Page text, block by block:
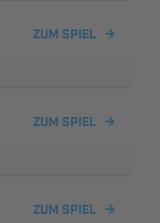
ZUM SPIEL
ZUM SPIEL
ZUM SPIEL